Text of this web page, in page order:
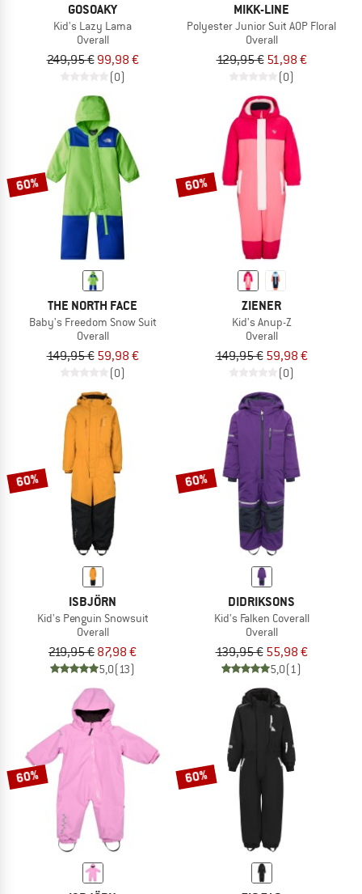
GOSOAKY
Kid's Lazy Lama
Overall
249,95 € 99,98 €
(0)
MIKK-LINE
Polyester Junior Suit AOP Floral
Overall
129,95 € 51,98 €
(0)
60%
THE NORTH FACE
Baby's Freedom Snow Suit
Overall
149,95 € 59,98 €
(0)
60%
ZIENER
Kid's Anup-Z
Overall
149,95 € 59,98 €
(0)
60%
ISBJÖRN
Kid's Penguin Snowsuit
Overall
219,95 € 87,98 €
5,0(13)
60%
DIDRIKSONS
Kid's Falken Coverall
Overall
139,95 € 55,98 €
5,0(1)
60% 60%